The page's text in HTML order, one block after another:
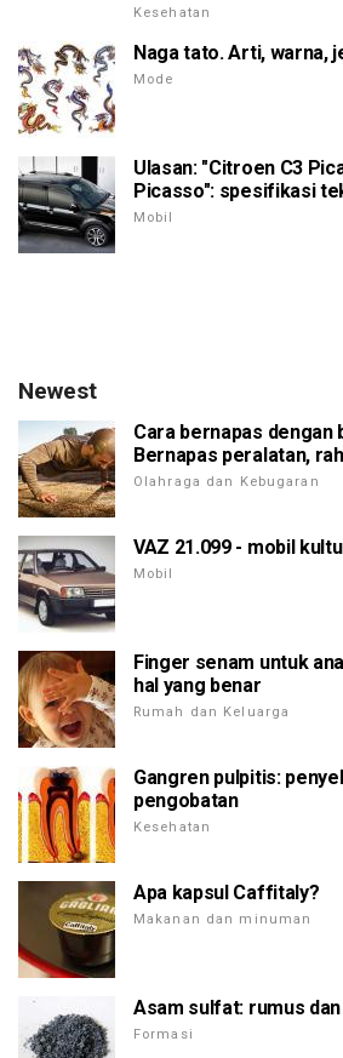
Kesehatan
Naga tato. Arti, warna,
Mode
Ulasan: "Citroen C3
Picasso": spesifikasi
Mobil
Newest
Cara bernapas dengan
Bernapas peralatan,
Olahraga dan Kebugaran
VAZ 21.099 - mobil
Mobil
Finger senam untuk
hal yang benar
Rumah dan Keluarga
Gangren pulpitis:
pengobatan
Kesehatan
Apa kapsul Caffitaly?
Makanan dan minuman
Asam sulfat: rumus
Formasi